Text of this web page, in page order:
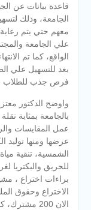
قاعدة بيانات عن
الجامعة، وذلك
معهم حتي يتم رعاية
علي الجامعة
بعد للتسهيل علي
فرص جذب للطلاب
واوضح الدكتور
بالجامعة بمثابة
عمل المقايسات
عرضها ومنها توليد
الشمسية، تنقية
براءات اختراع ،
الاختراع وحقوق
الان 200